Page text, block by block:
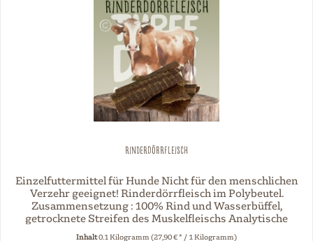
Rinderdörrfleisch
Einzelfuttermittel für Hunde Nicht für den menschlichen
Verzehr geeignet! Rinderdörrfleisch im Polybeutel.
Zusammensetzung : 100% Rind und Wasserbüffel,
getrocknete Streifen des Muskelfleischs Analytische
Bestandteile: Rohprotein 77,0 %...
Inhalt0.1 Kilogramm(27,90 € * / 1 Kilogramm)